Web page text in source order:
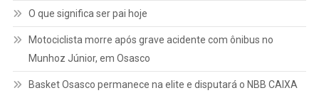
O que significa ser pai hoje
Motociclista morre após grave acidente com ônibus no
Munhoz Júnior, em Osasco
Basket Osasco permanece na elite e disputará o NBB CAIXA